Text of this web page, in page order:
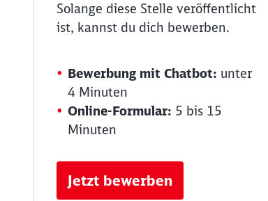
Solange diese Stelle veröffentlicht
ist, kannst du dich bewerben.
Bewerbung mit Chatbot: unter
4 Minuten
Online-Formular: 5 bis 15
Minuten
Jetzt bewerben